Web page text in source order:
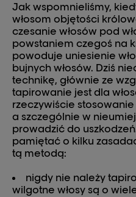
Jak wspomnieliśmy,
włosom objętości
czesanie włosów pod
powstaniem czegoś na
powoduje uniesienie
bujnych włosów. Dziś
technikę, głównie ze
tapirowanie jest dla
rzeczywiście
a szczególnie w
prowadzić do
pamiętać o kilku
tą metodą:
nigdy nie należy
wilgotne włosy są o